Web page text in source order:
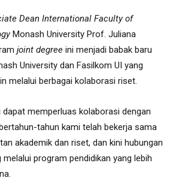
Dean International Faculty of
Monash University Prof. Juliana
joint degree ini menjadi babak baru
University dan Fasilkom UI yang
melalui berbagai kolaborasi riset.
dapat memperluas kolaborasi dengan
tahun kami telah bekerja sama
akademik dan riset, dan kini hubungan
program pendidikan yang lebih